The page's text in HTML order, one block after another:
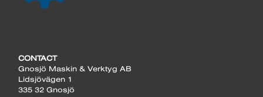
CONTACT
Gnosjö Maskin & Verktyg AB
Lidsjövägen 1
335 32 Gnosjö